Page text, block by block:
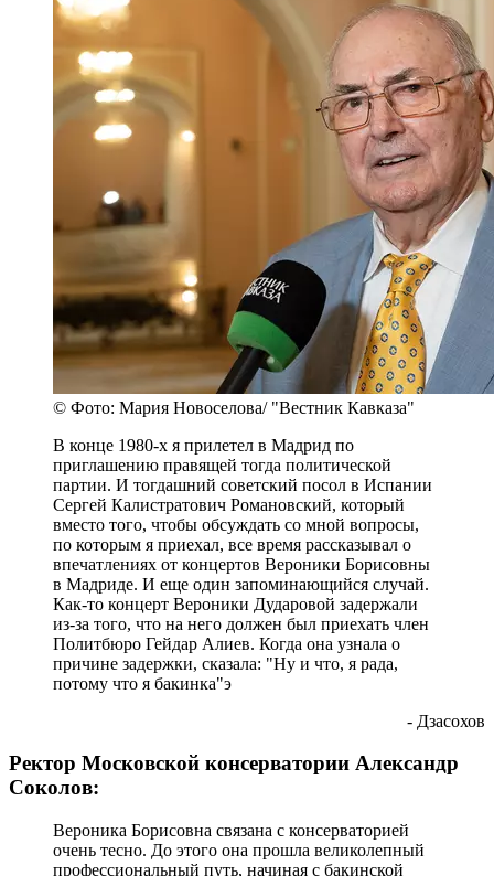
© Фото: Мария Новоселова/ "Вестник Кавказа"
В конце 1980-х я прилетел в Мадрид по
приглашению правящей тогда политической
партии. И тогдашний советский посол в Испании
Сергей Калистратович Романовский, который
вместо того, чтобы обсуждать со мной вопросы,
по которым я приехал, все время рассказывал о
впечатлениях от концертов Вероники Борисовны
в Мадриде. И еще один запоминающийся случай.
Как-то концерт Вероники Дударовой задержали
из-за того, что на него должен был приехать член
Политбюро Гейдар Алиев. Когда она узнала о
причине задержки, сказала: "Ну и что, я рада,
потому что я бакинка"э
- Дзасохов
Ректор Московской консерватории Александр
Соколов:
Вероника Борисовна связана с консерваторией
очень тесно. До этого она прошла великолепный
профессиональный путь, начиная с бакинской